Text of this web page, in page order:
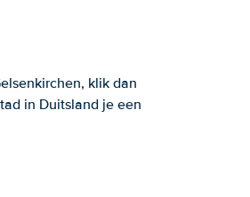
klik dan
in Duitsland je een